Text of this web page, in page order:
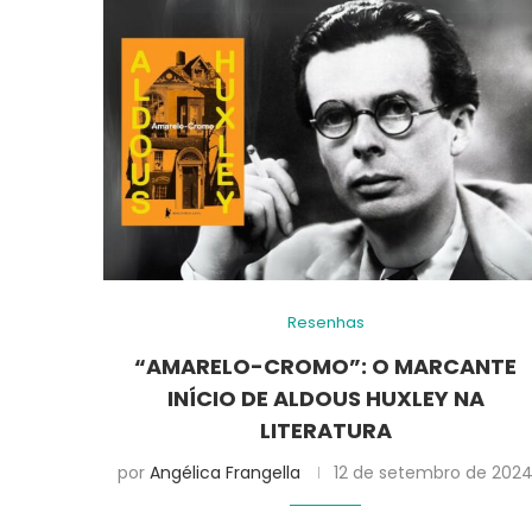
Resenhas
“AMARELO-CROMO”: O MARCANTE
INÍCIO DE ALDOUS HUXLEY NA
LITERATURA
porAngélica Frangella 12 de setembro de